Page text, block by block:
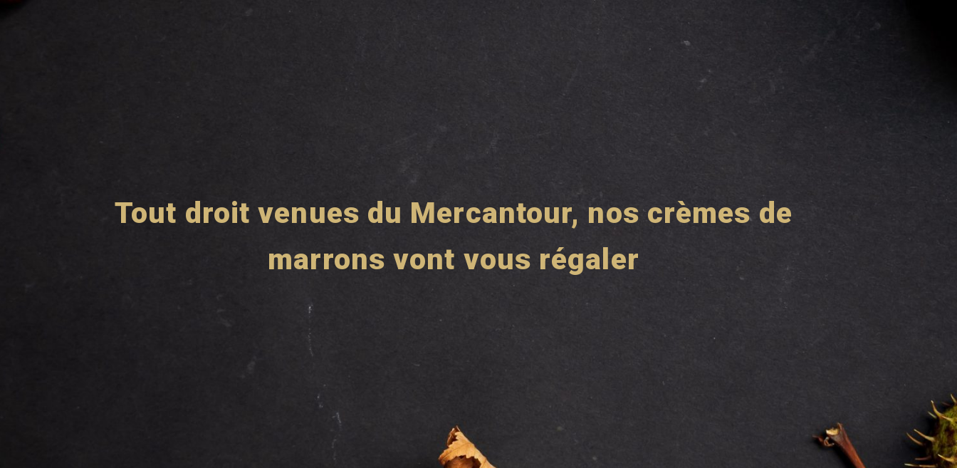
Tout droit venues du Mercantour, nos crèmes de
marrons vont vous régaler